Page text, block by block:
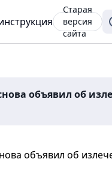
Старая
версия
сайта
объявил об
объявил об